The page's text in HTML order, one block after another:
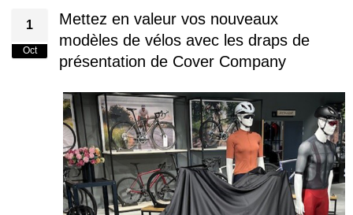
1
Oct
Mettez en valeur vos nouveaux
modèles de vélos avec les draps de
présentation de Cover Company